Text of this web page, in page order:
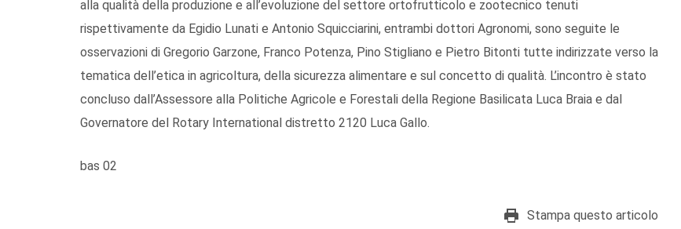
alla qualità della produzione e all’evoluzione del settore ortofrutticolo e zootecnico tenuti
rispettivamente da Egidio Lunati e Antonio Squicciarini, entrambi dottori Agronomi, sono seguite le
osservazioni di Gregorio Garzone, Franco Potenza, Pino Stigliano e Pietro Bitonti tutte indirizzate verso la
tematica dell’etica in agricoltura, della sicurezza alimentare e sul concetto di qualità. L’incontro è stato
concluso dall’Assessore alla Politiche Agricole e Forestali della Regione Basilicata Luca Braia e dal
Governatore del Rotary International distretto 2120 Luca Gallo.
bas 02
Stampa questo articolo